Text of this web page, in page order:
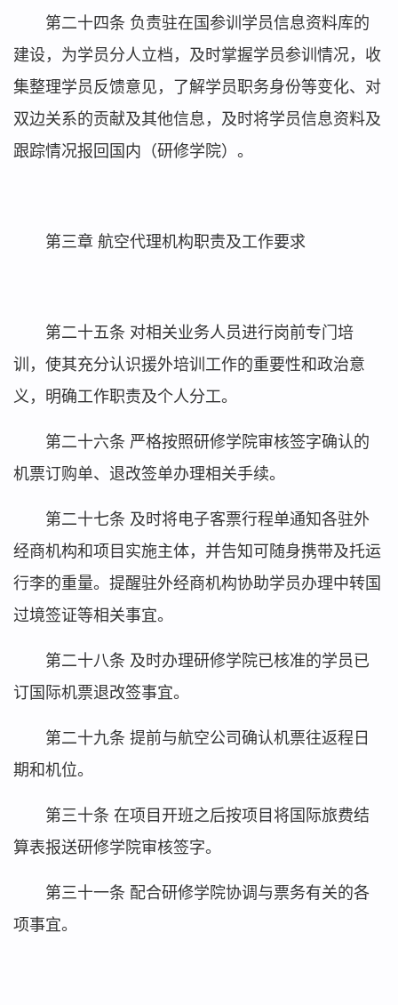
第二十四条 负责驻在国参训学员信息资料库的
建设，为学员分人立档，及时掌握学员参训情况，收
集整理学员反馈意见，了解学员职务身份等变化、对
双边关系的贡献及其他信息，及时将学员信息资料及
跟踪情况报回国内（研修学院）。
第三章 航空代理机构职责及工作要求
第二十五条 对相关业务人员进行岗前专门培
训，使其充分认识援外培训工作的重要性和政治意
义，明确工作职责及个人分工。
第二十六条 严格按照研修学院审核签字确认的
机票订购单、退改签单办理相关手续。
第二十七条 及时将电子客票行程单通知各驻外
经商机构和项目实施主体，并告知可随身携带及托运
行李的重量。提醒驻外经商机构协助学员办理中转国
过境签证等相关事宜。
第二十八条 及时办理研修学院已核准的学员已
订国际机票退改签事宜。
第二十九条 提前与航空公司确认机票往返程日
期和机位。
第三十条 在项目开班之后按项目将国际旅费结
算表报送研修学院审核签字。
第三十一条 配合研修学院协调与票务有关的各
项事宜。